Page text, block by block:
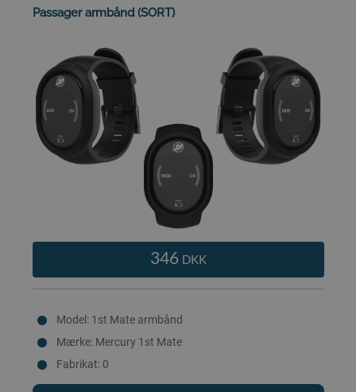
Passager armbånd (SORT)
346 DKK
Model: 1st Mate armbånd
Mærke: Mercury 1st Mate
Fabrikat: 0